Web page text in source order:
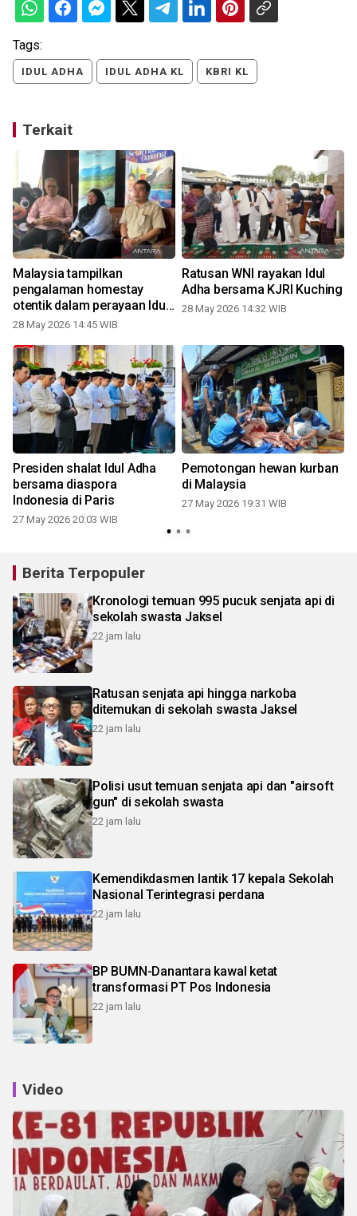
Tags:
IDUL ADHA IDUL ADHA KL KBRI KL
Terkait
Malaysia tampilkan
pengalaman homestay
otentik dalam perayaan Idul
Adha
28 May 2026 14:45 WIB
Ratusan WNI rayakan Idul
Adha bersama KJRI Kuching
28 May 2026 14:32 WIB
Presiden shalat Idul Adha
bersama diaspora
Indonesia di Paris
27 May 2026 20:03 WIB
Pemotongan hewan kurban
di Malaysia
27 May 2026 19:31 WIB
Berita Terpopuler
Kronologi temuan 995 pucuk senjata api di
sekolah swasta Jaksel
22 jam lalu
Ratusan senjata api hingga narkoba
ditemukan di sekolah swasta Jaksel
22 jam lalu
Polisi usut temuan senjata api dan "airsoft
gun" di sekolah swasta
22 jam lalu
Kemendikdasmen lantik 17 kepala Sekolah
Nasional Terintegrasi perdana
22 jam lalu
BP BUMN-Danantara kawal ketat
transformasi PT Pos Indonesia
22 jam lalu
Video